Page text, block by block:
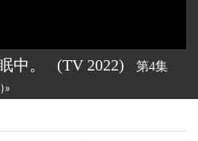
中。 (TV 2022) 第4集